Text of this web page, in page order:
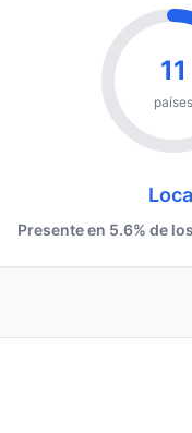
11
países
Presente en 5.6% de